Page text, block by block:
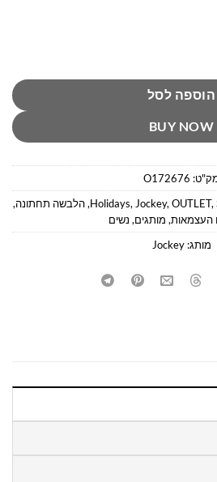
ג׳וקי
הוספה לסל
BUY NOW
O172676
Holidays,Jockey,OUTLET,
,הלבשה תחתונה,
העצמאות, מותגים, נשים
מותג:Jockey